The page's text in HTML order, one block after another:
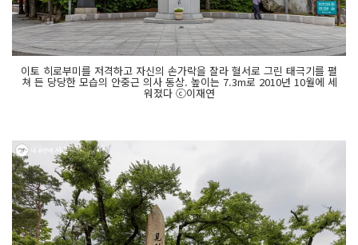
이토 히로부미를 저격하고 자신의 손가락을 잘라 혈서로 그린 태극기를 펼
쳐 든 당당한 모습의 안중근 의사 동상. 높이는 7.3m로 2010년 10월에 세
워졌다 ⓒ이재연